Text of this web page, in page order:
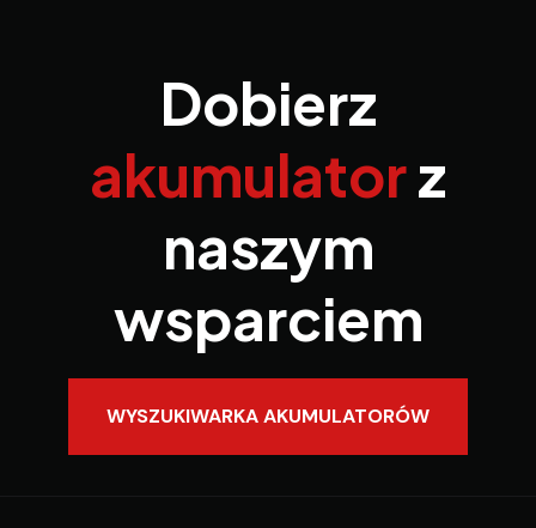
Dobierz
akumulatorz
naszym
wsparciem
WYSZUKIWARKA AKUMULATORÓW